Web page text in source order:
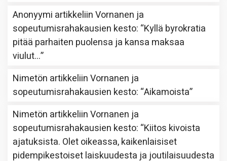
Anonyymi artikkeliinVornanen ja
sopeutumisrahakausien kesto: “Kyllä byrokratia
pitää parhaiten puolensa ja kansa maksaa
viulut…”
Nimetön artikkeliinVornanen ja
sopeutumisrahakausien kesto: “Aikamoista”
Nimetön artikkeliinVornanen ja
sopeutumisrahakausien kesto: “Kiitos kivoista
ajatuksista. Olet oikeassa, kaikenlaisiset
pidempikestoiset laiskuudesta ja joutilaisuudesta